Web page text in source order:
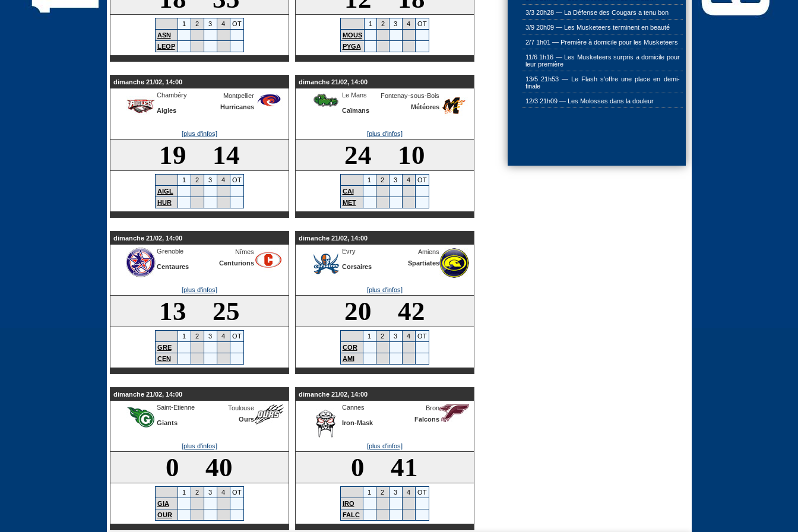
3/3 20h28 — La Défense des Cougars a tenu bon
3/9 20h09 — Les Musketeers terminent en beauté
2/7 1h01 — Première à domicile pour les Musketeers
11/6 1h16 — Les Musketeers surpris a domicile pour
leur première
13/5 21h53 — Le Flash s'offre une place en demi-
finale
12/3 21h09 — Les Molosses dans la douleur
1 2 3 4
OT
ASN
LEOP
1 2 3 4
OT
MOUS
PYGA
dimanche 21/02, 14:00
Chambéry
Aigles
Montpellier
Hurricanes
[plus d'infos]
19 14
1 2 3 4
OT
AIGL
HUR
dimanche 21/02, 14:00
Le Mans
Caïmans
Fontenay-sous-Bois
Météores
[plus d'infos]
24 10
1 2 3 4
OT
CAI
MET
dimanche 21/02, 14:00
Grenoble
Centaures
Nîmes
Centurions
[plus d'infos]
13 25
1 2 3 4
OT
GRE
CEN
dimanche 21/02, 14:00
Evry
Corsaires
Amiens
Spartiates
[plus d'infos]
20 42
1 2 3 4
OT
COR
AMI
dimanche 21/02, 14:00
Saint-Etienne
Giants
Toulouse
Ours
[plus d'infos]
0 40
1 2 3 4
OT
GIA
OUR
dimanche 21/02, 14:00
Cannes
Iron-Mask
Bron
Falcons
[plus d'infos]
0 41
1 2 3 4
OT
IRO
FALC